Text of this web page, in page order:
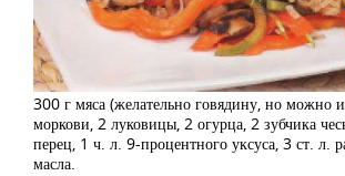
300 г мяса (желательно говядину, но можно
моркови, 2 луковицы, 2 огурца, 2 зубчика
перец, 1 ч. л. 9-процентного уксуса, 3 ст. л.
масла.